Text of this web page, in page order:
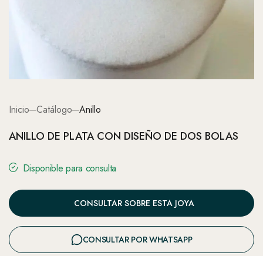
Inicio Catálogo Anillo
ANILLO DE PLATA CON DISEÑO DE DOS BOLAS
Disponible para consulta
CONSULTAR SOBRE ESTA JOYA
CONSULTAR POR WHATSAPP